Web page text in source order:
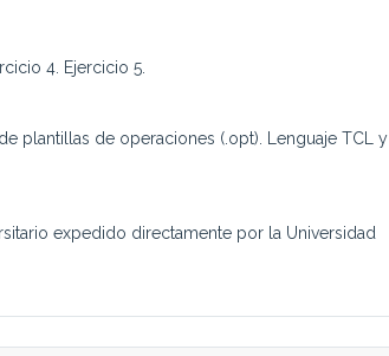
4. Ejercicio 5.
plantillas de operaciones (.opt). Lenguaje TCL y
expedido directamente por la Universidad